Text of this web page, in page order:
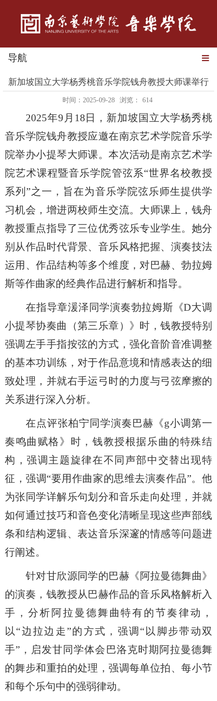
导航
新加坡国立大学杨秀桃音乐学院钱舟教授大师课举行
时间：2025-09-28 浏览： 614
2025年9月18 日 ， 新加坡国立大学杨秀桃
音乐学院钱舟教授应邀在南京艺术学院音乐学
院举办小提琴大师课。本次活动是南京艺术学
院艺术课程暨音乐学院管弦系“世界名校教授
系列 ”之一 ，旨在为音乐学院弦乐师生提供学
习机会，增进两校师生交流。 大师课上 ，钱舟
教授重点指导了三位优秀弦乐专业学生。 她分
别从作品时代背景、音乐风格把握、演奏技法
运用、作品结构等多个维度 ，对巴赫、勃拉姆
斯等作曲家的经典作品进行解析和指导。
在指导章湲泽同学演奏勃拉姆斯 《D大调
小提琴协奏曲
（第三乐章 ）》 时，钱教授特别
强调左手手指按弦的方式，强化音阶音准调整
的基本功训练，对于作品意境和情感表达的细
致处理 ， 并就右手运弓时的力 度与弓弦摩擦的
关系进行深入分析。
在点评张柏宁同学演奏巴赫 《g小调第一
奏鸣曲赋格》 时， 钱教授根据乐曲的特殊结
构，强调主题旋律在不同声部中交替出现特
征 ，强调“要用作曲家的思维去演奏作品”。他
为张同学详解乐句划分和音乐走向处理 ， 并就
如何通过技巧和音色变化清晰呈现这些声部线
条和结构逻辑、 表达音乐深邃的情感等问题进
行阐述。
针对甘欣源同学的巴赫 《阿拉曼德舞曲》
的演奏，钱教授从巴赫作品的音乐风格解析入
手 ， 分析 阿拉曼德舞曲特有的节奏律动，
以“边拉边走 ”的方式，强调 “ 以脚步带动双
手” ，启发甘同学体会巴洛克时期阿拉曼德舞
的舞步和重拍的处理，强调每单位拍、每小节
和每个乐句中的强弱律动。